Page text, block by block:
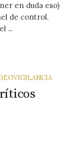
en duda eso)
de control.
...